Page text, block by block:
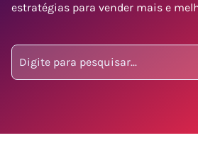
estratégias para vender mais e